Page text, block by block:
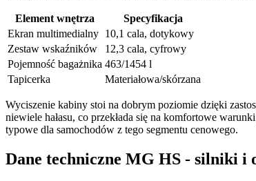
Element wnętrza
Specyfikacja
Ekran multimedialny 10,1 cala, dotykowy
Zestaw wskaźników
12,3 cala, cyfrowy
Pojemność bagażnika 463/1454 l
Tapicerka
Materiałowa/skórzana
Wyciszenie kabiny stoi na dobrym poziomie dzięki
niewiele hałasu, co przekłada się na komfortowe
typowe dla samochodów z tego segmentu cenowego.
Dane techniczne MG HS - silniki i